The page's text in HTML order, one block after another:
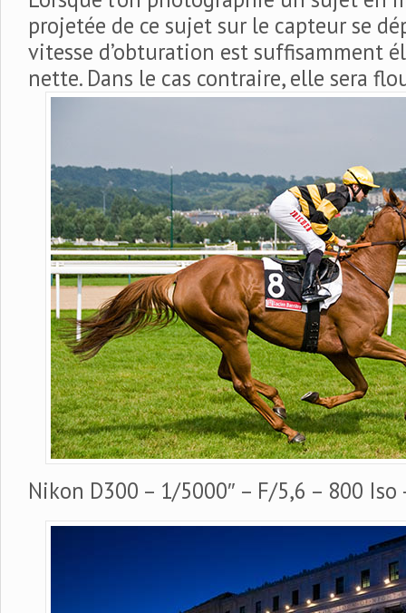
projetée de ce sujet sur le capteur se
vitesse d’obturation est suffisamment
nette. Dans le cas contraire, elle sera
Nikon D300 – 1/5000″ – F/5,6 – 800 Iso